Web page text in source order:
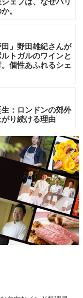
ェフは、なぜパリ
。
」野田雄紀さんが
トガルのワインと
個性あふれるシェ
：ロンドンの郊外
り続ける理由